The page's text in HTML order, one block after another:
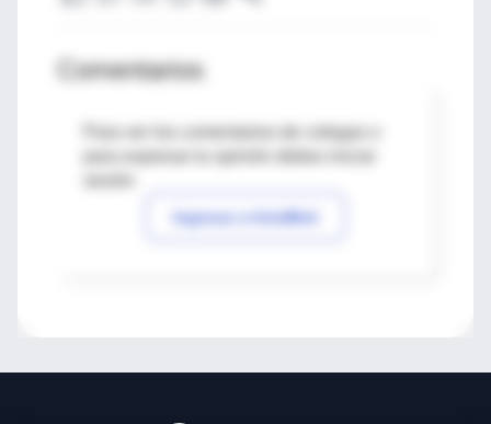
Comentarios
Para ver los comentarios de colegas o
Ingresar a IntraMed